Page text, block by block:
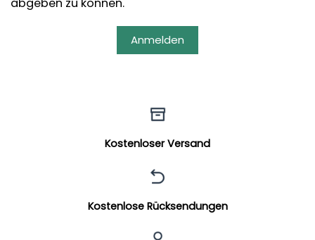
Anmelden
Kostenloser Versand
Kostenlose Rücksendungen